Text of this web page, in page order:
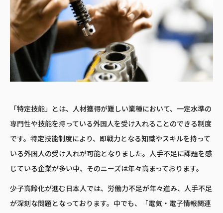
「特定技能」とは、人材獲得が難しい業種において、一定水準の
専門性や技能を持っている外国人を受け入れることのできる制度
です。特定技能制度により、即戦力となる知識やスキルを持って
いる外国人の受け入れが可能となりました。人手不足に課題を感
じている企業が多い中、そのニーズは年々高まっております。
少子高齢化が進む日本人では、労働力不足が年々進み、人手不足
が深刻な問題となっております。中でも、「電気・電子情報関連